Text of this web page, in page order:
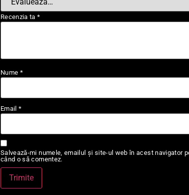
Recenzia ta*
Nume *
Email*
Salvează-mi numele, emailul și site-ul web în acest navigator
când o să comentez.